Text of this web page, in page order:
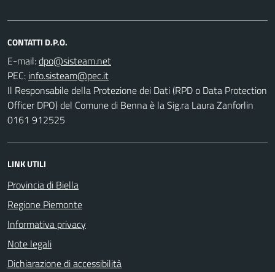
CONTATTI D.P.O.
E-mail:
PEC:
Il Responsabile della Protezione dei Dati (RPD o Data Protection
Officer DPO) del Comune di Benna è la Sig.ra Laura Zanforlin
0161 912525
LINK UTILI
Provincia di Biella
Regione Piemonte
Informativa privacy
Note legali
Dichiarazione di accessibilità